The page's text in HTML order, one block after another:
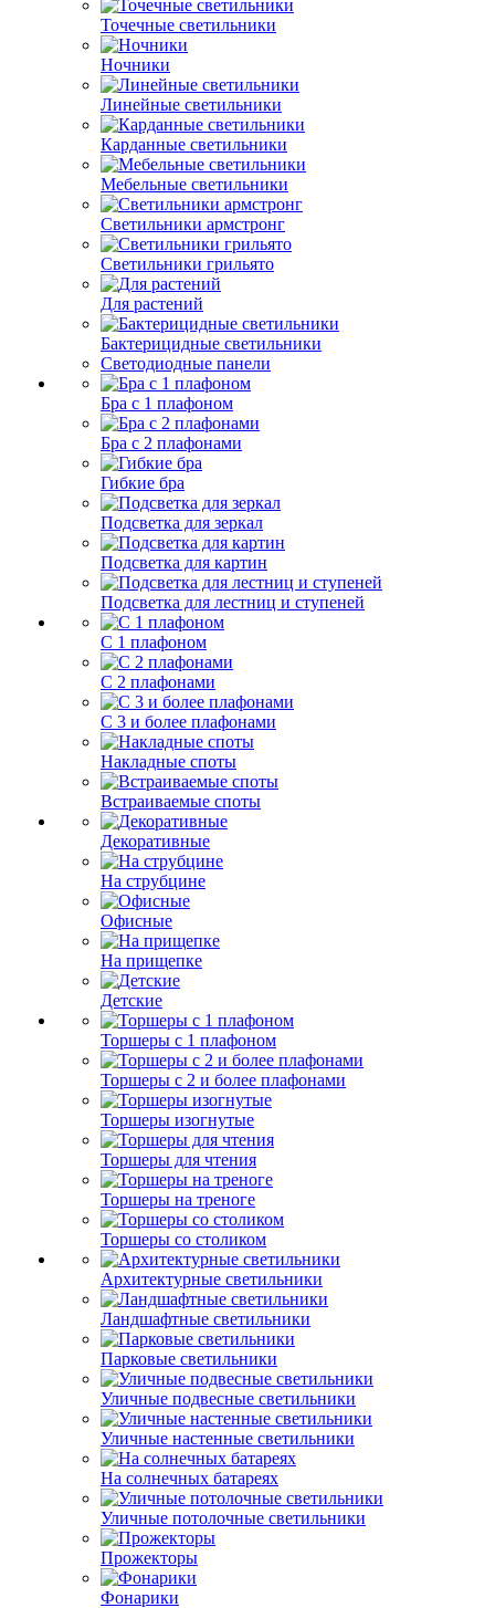
Точечные светильники
Ночники
Линейные светильники
Карданные светильники
Мебельные светильники
Светильники армстронг
Светильники грильято
Для растений
Бактерицидные светильники
Светодиодные панели
Бра с 1 плафоном
Бра с 2 плафонами
Гибкие бра
Подсветка для зеркал
Подсветка для картин
Подсветка для лестниц и ступеней
С 1 плафоном
С 2 плафонами
С 3 и более плафонами
Накладные споты
Встраиваемые споты
Декоративные
На струбцине
Офисные
На прищепке
Детские
Торшеры с 1 плафоном
Торшеры с 2 и более плафонами
Торшеры изогнутые
Торшеры для чтения
Торшеры на треноге
Торшеры со столиком
Архитектурные светильники
Ландшафтные светильники
Парковые светильники
Уличные подвесные светильники
Уличные настенные светильники
На солнечных батареях
Уличные потолочные светильники
Прожекторы
Фонарики